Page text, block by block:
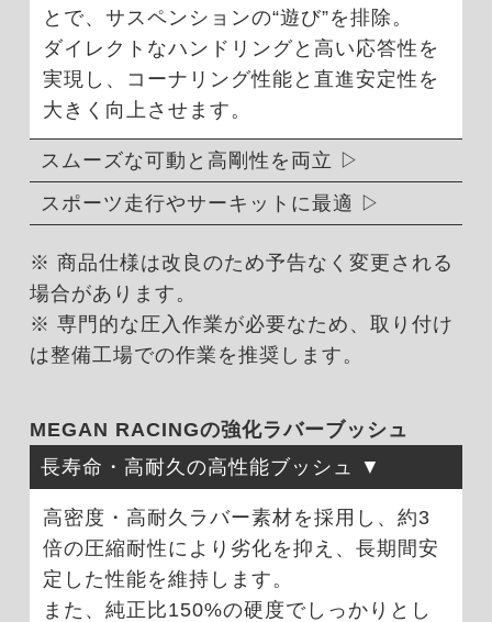
とで、サスペンションの“遊び”を排除。
ダイレクトなハンドリングと高い応答性を
実現し、コーナリング性能と直進安定性を
大きく向上させます。
スムーズな可動と高剛性を両立
スポーツ走行やサーキットに最適
※ 商品仕様は改良のため予告なく変更される
場合があります。
※ 専門的な圧入作業が必要なため、取り付け
は整備工場での作業を推奨します。
MEGAN RACINGの強化ラバーブッシュ
長寿命・高耐久の高性能ブッシュ
高密度・高耐久ラバー素材を採用し、約3
倍の圧縮耐性により劣化を抑え、長期間安
定した性能を維持します。
また、純正比150%の硬度でしっかりとし